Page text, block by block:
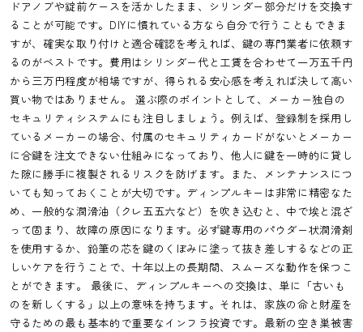
ドアノブや錠前ケースを活かしたまま、シリンダー部分だけを交換す
ることが可能です。DIYに慣れている方なら自分で行うこともできま
すが、確実な取り付けと適合確認を考えれば、鍵の専門業者に依頼す
るのがベストです。費用はシリンダー代と工賃を合わせて一万五千円
から三万円程度が相場ですが、得られる安心感を考えれば決して高い
買い物ではありません。 選ぶ際のポイントとして、メーカー独自の
セキュリティシステムにも注目しましょう。例えば、登録制を採用し
ているメーカーの場合、付属のセキュリティカードがないとメーカー
に合鍵を注文できない仕組みになっており、他人に鍵を一時的に貸し
た隙に勝手に複製されるリスクを防げます。また、メンテナンスにつ
いても知っておくことが大切です。ディンプルキーは非常に精密なた
め、一般的な潤滑油（クレ五五六など）を吹き込むと、中で埃と混ざ
って固まり、故障の原因になります。必ず鍵専用のパウダー状潤滑剤
を使用するか、鉛筆の芯を鍵のくぼみに塗って抜き差しするなどの正
しいケアを行うことで、十年以上の長期間、スムーズな動作を保つこ
とができます。 最後に、ディンプルキーへの交換は、単に「古いも
のを新しくする」以上の意味を持ちます。それは、家族の命と財産を
守るための最も基本的で重要なインフラ投資です。最新の空き巣被害